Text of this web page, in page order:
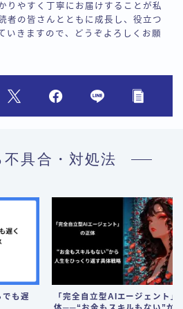
りやすく丁寧にお届けすることが私
者の皆さんとともに成長し、役立つ
いきますので、どうぞよろしくお願
具合・対処法
も遅
「完全自立型AIエージェント」
体──“お金もスキルもない”か